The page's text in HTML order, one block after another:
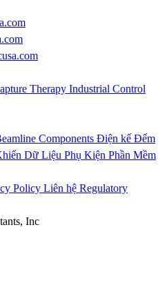
Therapy Industrial Control
Components Điện kế Đếm
Dữ Liệu Phụ Kiện Phần Mềm
Policy Liên hệ Regulatory
Inc